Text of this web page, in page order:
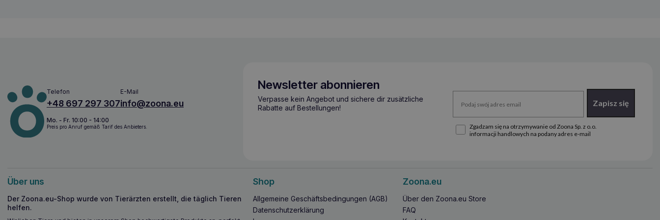
Telefon
+48 697 297 307
E-Mail
info@zoona.eu
Mo. - Fr. 10:00 - 14:00
Preis pro Anruf gemäß Tarif des Anbieters.
Newsletter abonnieren
Verpasse kein Angebot und sichere dir zusätzliche
Rabatte auf Bestellungen!
Zapisz się
Zgadzam się na otrzymywanie od Zoona Sp. z o.o.
informacji handlowych na podany adres e-mail
Über uns
Der Zoona.eu-Shop wurde von Tierärzten erstellt, die täglich Tieren
helfen.
Shop
Allgemeine Geschäftsbedingungen (AGB)
Datenschutzerklärung
Zoona.eu
Über den Zoona.eu Store
FAQ